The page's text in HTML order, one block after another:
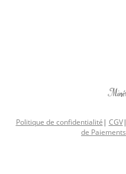
Politique de confidentialité | CGV|
de Paiements